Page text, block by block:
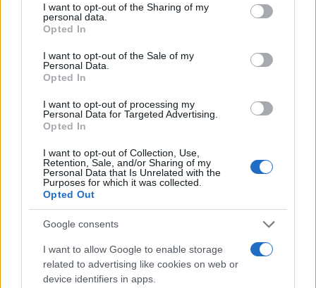
not limited to your visit or usage behaviour. You may click to
grant or deny consent to Google and its third-party tags to
use your data for below specified purposes in below Google
consent section.
I want to opt-out of the Sharing of my
personal data.
Opted In
I want to opt-out of the Sale of my
Personal Data.
Opted In
I want to opt-out of processing my
Personal Data for Targeted Advertising.
Opted In
I want to opt-out of Collection, Use,
Retention, Sale, and/or Sharing of my
Personal Data that Is Unrelated with the
Purposes for which it was collected.
Opted Out
Google consents
I want to allow Google to enable storage
related to advertising like cookies on web or
device identifiers in apps.
innovazioni per un futuro verde
Andrea Innocenti · 5 Ago 2026
SOSTENIBILITÀ